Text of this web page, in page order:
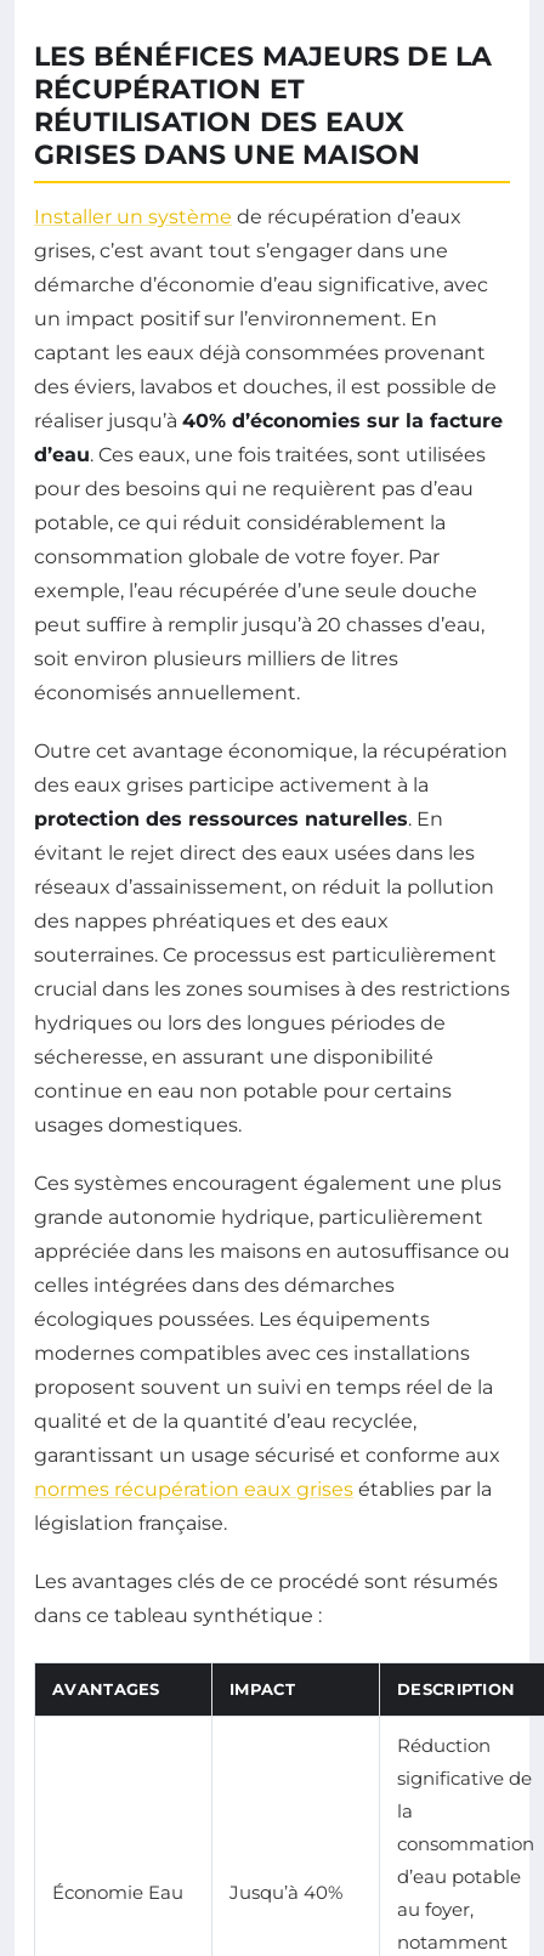
LES BÉNÉFICES MAJEURS DE LA
RÉCUPÉRATION ET
RÉUTILISATION DES EAUX
GRISES DANS UNE MAISON
Installer un système de récupération d’eaux
grises, c’est avant tout s’engager dans une
démarche d’économie d’eau significative, avec
un impact positif sur l’environnement. En
captant les eaux déjà consommées provenant
des éviers, lavabos et douches, il est possible de
réaliser jusqu’à 40% d’économies sur la facture
d’eau. Ces eaux, une fois traitées, sont utilisées
pour des besoins qui ne requièrent pas d’eau
potable, ce qui réduit considérablement la
consommation globale de votre foyer. Par
exemple, l’eau récupérée d’une seule douche
peut suffire à remplir jusqu’à 20 chasses d’eau,
soit environ plusieurs milliers de litres
économisés annuellement.
Outre cet avantage économique, la récupération
des eaux grises participe activement à la
protection des ressources naturelles. En
évitant le rejet direct des eaux usées dans les
réseaux d’assainissement, on réduit la pollution
des nappes phréatiques et des eaux
souterraines. Ce processus est particulièrement
crucial dans les zones soumises à des restrictions
hydriques ou lors des longues périodes de
sécheresse, en assurant une disponibilité
continue en eau non potable pour certains
usages domestiques.
Ces systèmes encouragent également une plus
grande autonomie hydrique, particulièrement
appréciée dans les maisons en autosuffisance ou
celles intégrées dans des démarches
écologiques poussées. Les équipements
modernes compatibles avec ces installations
proposent souvent un suivi en temps réel de la
qualité et de la quantité d’eau recyclée,
garantissant un usage sécurisé et conforme aux
normes récupération eaux grises établies par la
législation française.
Les avantages clés de ce procédé sont résumés
dans ce tableau synthétique :
AVANTAGES IMPACT DESCRIPTION
Économie Eau Jusqu’à 40%
Réduction
significative de
la
consommation
d’eau potable
au foyer,
notamment